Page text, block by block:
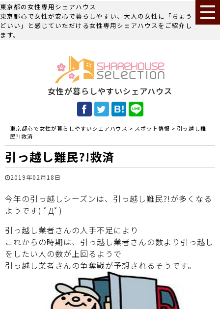
東京都の女性専用シェアハウス
東京都心で女性が安心で暮らしやすい、大人の女性に「ちょう
どいい」と感じていただける女性専用シェアハウスをご紹介し
ます。
女性が暮らしやすいシェアハウス
東京都心で女性が暮らしやすいシェアハウス > スポット情報 > 引っ越し難
民?!救済
引っ越し難民?!救済
2019年02月18日
今年の引っ越しシーズンは、引っ越し難民?!が多くなる
ようです( ﾟДﾟ)
引っ越し業者さんの人手不足により
これからの時期は、引っ越し業者さんの数より引っ越し
をしたい人の数が上回るようで
引っ越し業者さんの争奪戦が予想されるそうです。